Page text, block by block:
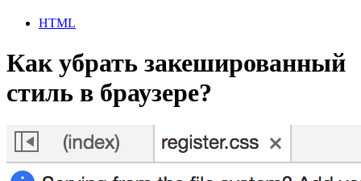
HTML
Как убрать закешированный
стиль в браузере?